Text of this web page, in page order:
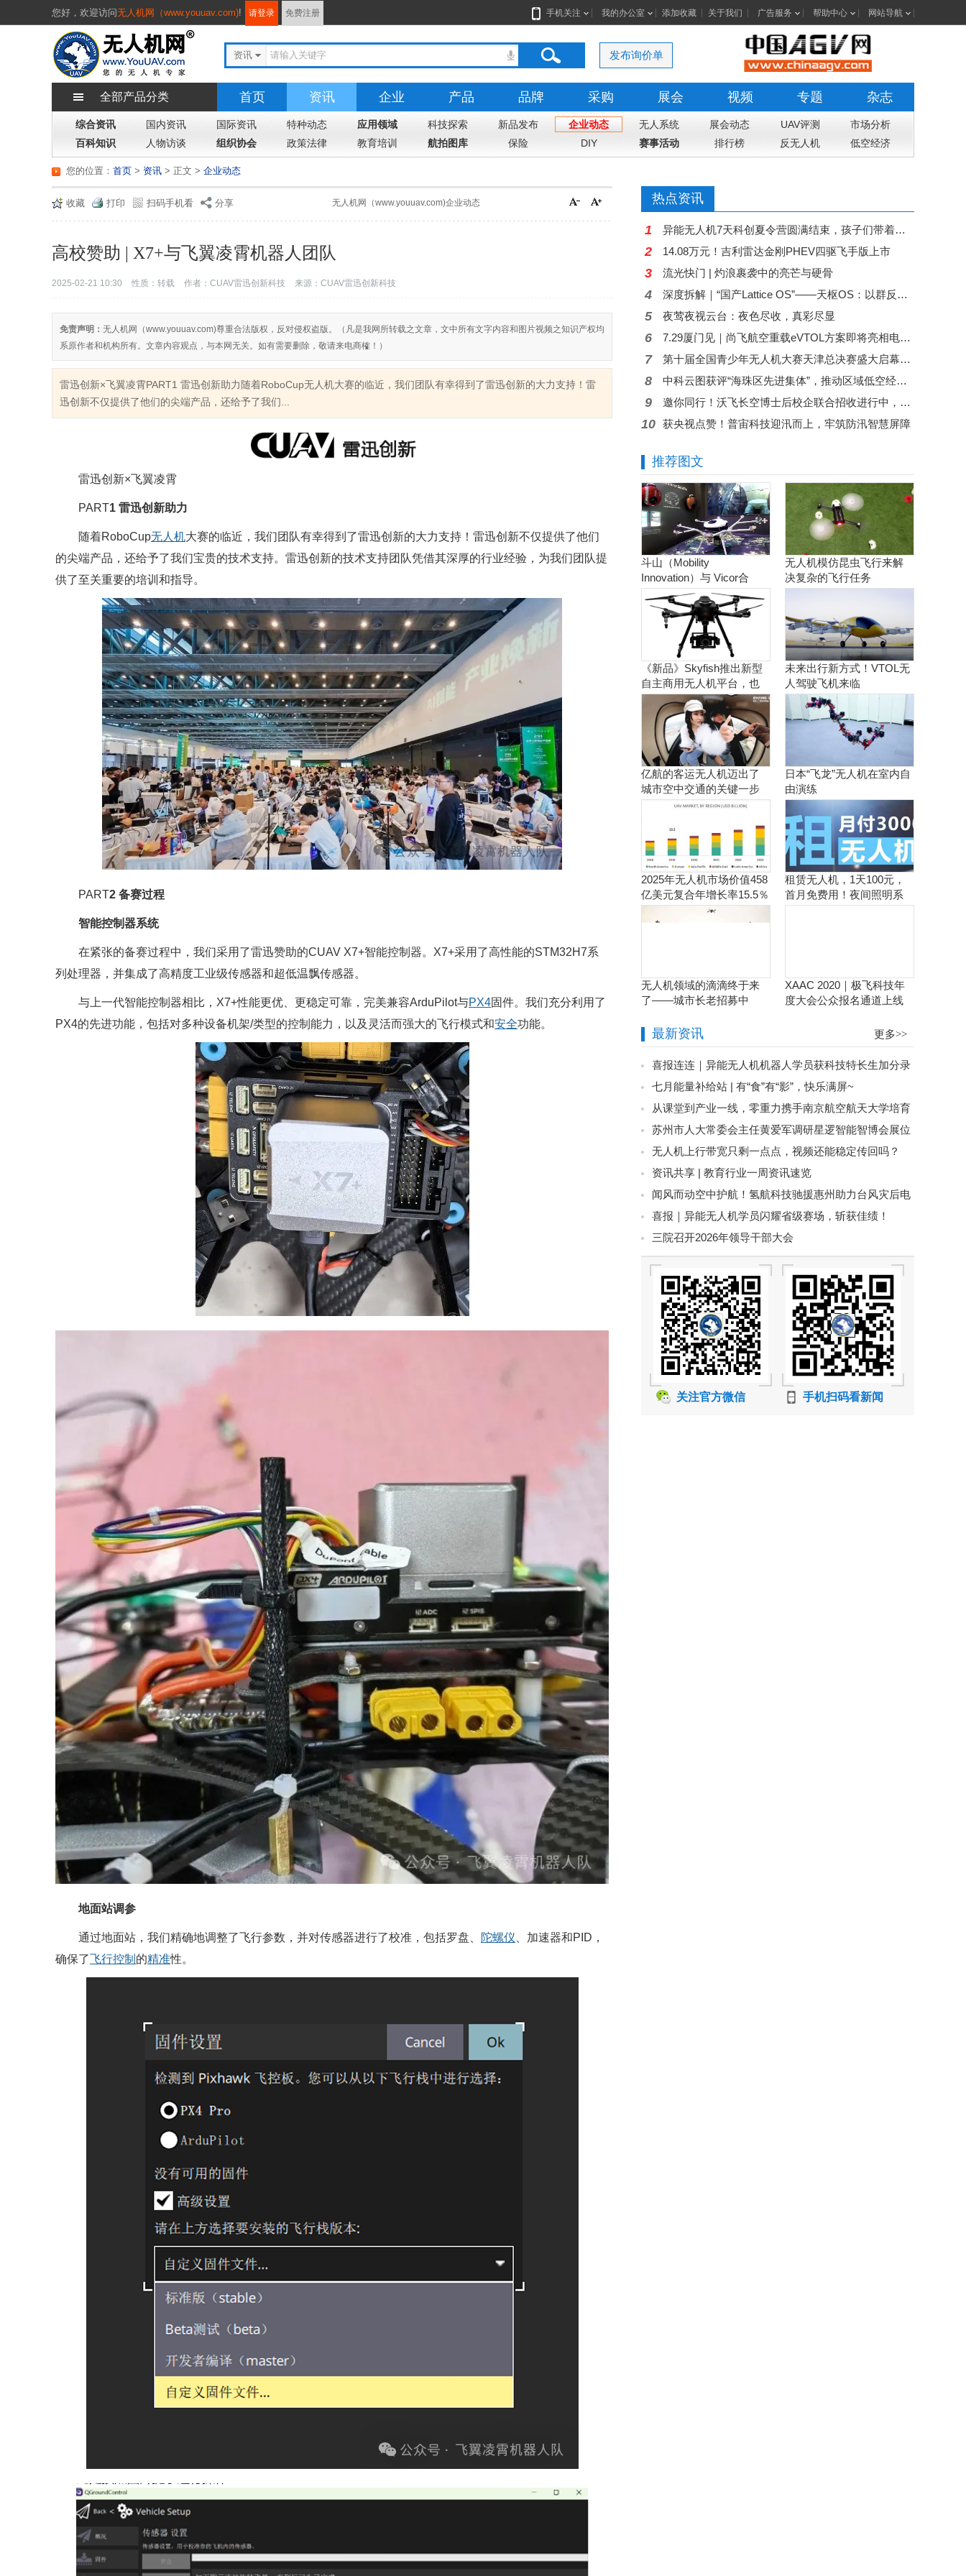
您好， 欢迎访问无人机网（www.youuav.com)! 请登录 免费注册 手机关注 我的办公室 添加收藏 关于我们 广告服务 帮助中心 网站导航
资讯 发布询价单
全部产品分类 首页 资讯 企业 产品 品牌 采购 展会 视频 专题 杂志
综合资讯 国内资讯 国际资讯 特种动态 应用领域 科技探索 新品发布 企业动态 无人系统 展会动态 UAV评测
市场分析
百科知识
人物访谈 组织协会 政策法律 教育培训 航拍图库 保险 DIY 赛事活动 排行榜 反无人机 低空经济
您的位置： 首页 > 资讯 > 企业动态
> 正文
收藏 打印 扫码手机看 分享 无人机网（www.youuav.com)企业动态
高校赞助 | X7+与飞翼凌霄机器人团队
2025-02-21 10:30 性质：转载 作者：CUAV雷迅创新科技 来源：CUAV雷迅创新科技
免责声明： 无人机网（www.youuav.com)尊重合法版权，反对侵权盗版。（凡是我网所转载之文章，文中所有文字内容和图片视频之知识产权均
系原作者和机构所有。文章内容观点，与本网无关。如有需要删除，敬请来电商榷！）
雷迅创新×飞翼凌霄PART1 雷迅创新助力随着RoboCup无人机大赛的临近，我们团队有幸得到了雷迅创新的大力支持！雷
迅创新不仅提供了他们的尖端产品，还给予了我们...
雷迅创新×飞翼凌霄
PART1 雷迅创新助力
随着RoboCup无人机大赛的临近，我们团队有幸得到了雷迅创新的大力支持！雷迅创新不仅提供了他们
的尖端产品，还给予了我们宝贵的技术支持。雷迅创新的技术支持团队凭借其深厚的行业经验，为我们团队提
供了至关重要的培训和指导。
PART2 备赛过程
智能控制器系统
在紧张的备赛过程中，我们采用了雷迅赞助的CUAV X7+智能控制器。X7+采用了高性能的STM32H7系
列处理器，并集成了高精度工业级传感器和超低温飘传感器。
与上一代智能控制器相比，X7+性能更优、更稳定可靠，完美兼容ArduPilot与PX4固件。我们充分利用了
PX4的先进功能，包括对多种设备机架/类型的控制能力，以及灵活而强大的飞行模式和安全功能。
地面站调参
通过地面站，我们精确地调整了飞行参数，并对传感器进行了校准，包括罗盘、 陀螺仪 、加速器和PID，
确保了飞行控制 的精准性。
热点资讯
1 异能无人机7天科创夏令营圆满结束，孩子们带着科技梦想和成长收获返程
2 14.08万元！吉利雷达金刚PHEV四驱飞手版上市
3 流光快门 | 灼浪裹袭中的亮芒与硬骨
4 深度拆解｜“国产Lattice OS”——天枢OS：以群反群，构建中国自主低空反无人机蜂群作战体系
5 夜莺夜视云台：夜色尽收，真彩尽显
6 7.29厦门见｜尚飞航空重载eVTOL方案即将亮相电力智能新型施工装备展
7 第十届全国青少年无人机大赛天津总决赛盛大启幕，高巨创新五大核心赛项赋能科创舞台
8 中科云图获评“海珠区先进集体”，推动区域低空经济从示范走向常态
9 邀你同行！沃飞长空博士后校企联合招收进行中，共筑低空人才高地
10 获央视点赞！普宙科技迎汛而上，牢筑防汛智慧屏障
推荐图文
斗山（Mobility
Innovation）与 Vicor合
作。实现商用氢燃料电池
无人机
无人机模仿昆虫飞行来解
决复杂的飞行任务
《新品》Skyfish推出新型
自主商用无人机平台，也
可搭载Sony Alpha相机
未来出行新方式！VTOL无
人驾驶飞机来临
亿航的客运无人机迈出了
城市空中交通的关键一步
日本“飞龙”无人机在室内自
由演练
2025年无人机市场价值458
亿美元复合年增长率15.5％
租赁无人机，1天100元，
首月免费用！夜间照明系
统施工、抢险、应急救援
无人机领域的滴滴终于来
了——城市长老招募中
XAAC 2020｜极飞科技年
度大会公众报名通道上线
最新资讯 更多>>
喜报连连｜异能无人机机器人学员获科技特长生加分录
取！松山湖未来学校、市七中双双上榜！
七月能量补给站 | 有“食”有“影”，快乐满屏~
从课堂到产业一线，零重力携手南京航空航天大学培育
航空人才
苏州市人大常委会主任黄爱军调研星逻智能智博会展位
无人机上行带宽只剩一点点，视频还能稳定传回吗？
资讯共享 | 教育行业一周资讯速览
闻风而动空中护航！氢航科技驰援惠州助力台风灾后电
力抢险
喜报｜异能无人机学员闪耀省级赛场，斩获佳绩！
三院召开2026年领导干部大会
关注官方微信 手机扫码看新闻